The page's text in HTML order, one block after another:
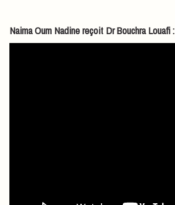
Naima Oum Nadine reçoit Dr Bouchra Louafi :